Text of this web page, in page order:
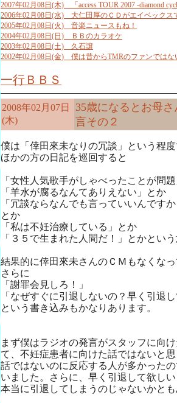
2007年02月08日(木) 「access TOUR 2007 -diamond
2006年02月08日(水) 大仁田厚のＣＤがエイベックス
2005年02月08日(火) 音楽ニュースもね！
2004年02月08日(日) ＢＢのカラオケ
2003年02月08日(土) 久石譲
2002年02月08日(金) 僕は昔からTMRのファンではな
一行ＢＢＳ
2008年02月07日
(木)
35歳になるとお母
言その２
僕は「倖田來未なりの冗談」という程
ほかの方の日記を巡回すると
「女性人気歌手がしゃべったことが問
「羊水が腐るなんてありえない」とか
「冗談ならなんでも言っていいんです
とか
「私は不妊治療している」とか
「３５で生まれた人間だ！」とかとい
結果的に倖田來未さんのＣＭもなくな
さらに
「謝罪会見しろ！」
「なぜすぐに引退しないの？早く引退
という書き込みもかなりあります。
まず僕はラジオの発言がスタッフに向
て、不妊症患者に向けた話ではないと
話ではないのに反応する人が多かった
いました。さらに、早く引退して欲し
本当に引退してしまうのじゃないかと